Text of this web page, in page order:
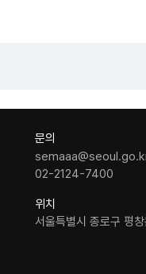
문의
02-2124-7400
위치
서울특별시 종로구 평